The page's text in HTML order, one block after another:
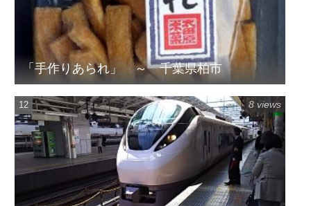
「手作りあられ」 ～ 千葉県柏市
8 views